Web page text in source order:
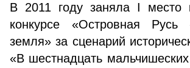
В 2011 году заняла I место
конкурсе «Островная
земля» за сценарий
«В шестнадцать